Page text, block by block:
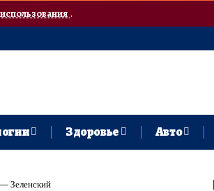
.
Здоровье Авто
Зеленский